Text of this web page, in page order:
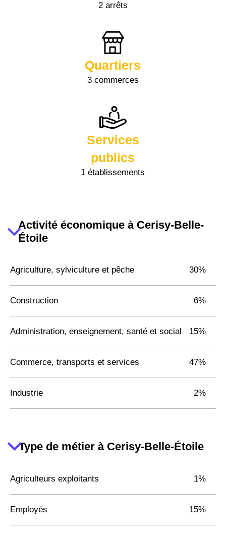
2 arrêts
Quartiers
3 commerces
Services
publics
1 établissements
Activité économique à Cerisy-Belle-
Étoile
Agriculture, sylviculture et pêche 30%
Construction 6%
Administration, enseignement, santé et social 15%
Commerce, transports et services 47%
Industrie 2%
Type de métier à Cerisy-Belle-Étoile
Agriculteurs exploitants 1%
Employés 15%